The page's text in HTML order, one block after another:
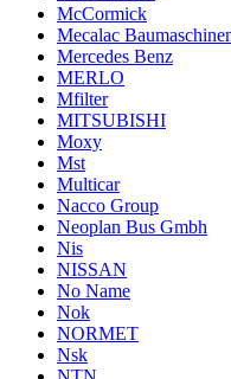
McCormick
Mecalac
Mercedes Benz
MERLO
Mfilter
MITSUBISHI
Moxy
Mst
Multicar
Nacco Group
Neoplan Bus Gmbh
Nis
NISSAN
No Name
Nok
NORMET
Nsk